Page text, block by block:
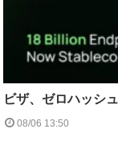
ビザ、ゼロハッシ
08/06 13:50